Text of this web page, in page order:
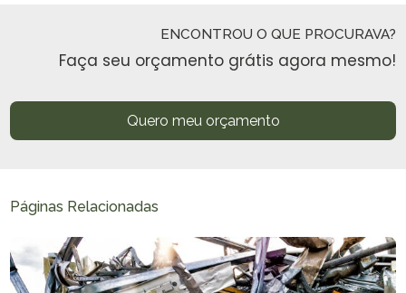
ENCONTROU O QUE PROCURAVA?
Faça seu orçamento grátis agora mesmo!
Quero meu orçamento
Páginas Relacionadas